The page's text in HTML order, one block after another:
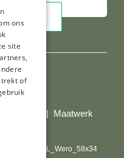
incl. BTW
| Maatwerk
ons
site
of